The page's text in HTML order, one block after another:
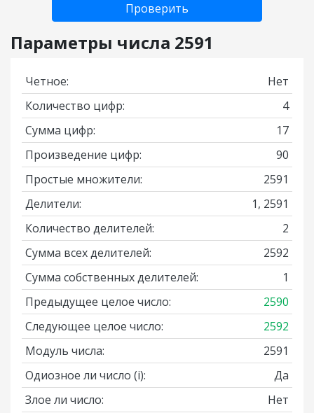
Проверить
Параметры числа 2591
Четное:
Нет
Количество цифр:
4
Сумма цифр:
17
Произведение цифр:
90
Простые множители:
2591
Делители:
1, 2591
Количество делителей:
2
Сумма всех делителей:
2592
Сумма собственных делителей:
1
Предыдущее целое число:
2590
Следующее целое число:
2592
Модуль числа:
2591
Одиозное ли число (i):
Да
Злое ли число:
Нет